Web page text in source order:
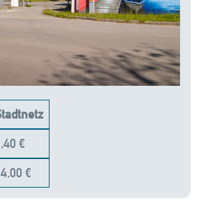
€
€